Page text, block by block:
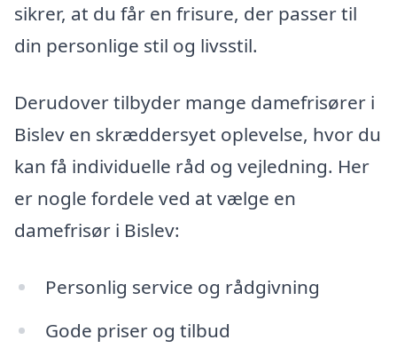
sikrer, at du får en frisure, der passer til
din personlige stil og livsstil.
Derudover tilbyder mange damefrisører i
Bislev en skræddersyet oplevelse, hvor du
kan få individuelle råd og vejledning. Her
er nogle fordele ved at vælge en
damefrisør i Bislev:
Personlig service og rådgivning
Gode priser og tilbud